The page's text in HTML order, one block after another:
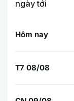
ngày tới
Hôm nay
T7 08/08